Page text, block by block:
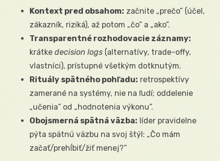
Kontext pred obsahom: začnite „prečo” (účel,
zákazník, riziká), až potom „čo” a „ako”.
Transparentné rozhodovacie záznamy:
krátke decision logs (alternatívy, trade-offy,
vlastníci), prístupné všetkým dotknutým.
Rituály spätného pohľadu: retrospektívy
zamerané na systémy, nie na ľudí; oddelenie
„učenia” od „hodnotenia výkonu”.
Obojsmerná spätná väzba: líder pravidelne
pýta spätnú väzbu na svoj štýl: „Čo mám
začať/prehĺbiť/žiť menej?”